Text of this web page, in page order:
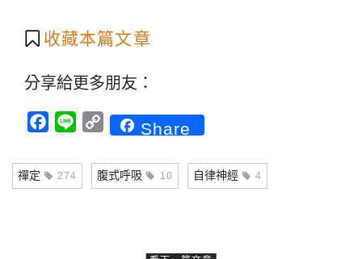
收藏本篇文章
分享給更多朋友：
Facebook
Line CopyShare
禪定 274 腹式呼吸 10 自律神經 4